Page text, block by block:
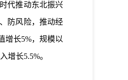
代推动东北振兴
防风险， 推动经
增长5%， 规模以
增长5.5%。